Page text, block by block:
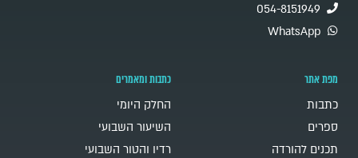
054-8151949
WhatsApp
מפת אתר
כתבות
ספרים
תכנים להורדה
כתבות ומאמרים
החלק היומי
השיעור השבועי
רדיו והטור השבועי